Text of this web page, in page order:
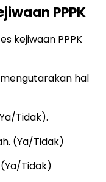
PPPK
kejiwaan PPPK
hal
Tidak).
(Ya/Tidak)
Tidak)